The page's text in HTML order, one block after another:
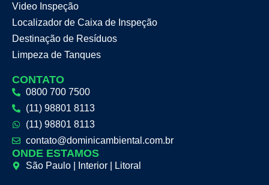
Video Inspeção
Localizador de Caixa de Inspeção
Destinação de Resíduos
Limpeza de Tanques
CONTATO
0800 700 7500
(11) 98801 8113
(11) 98801 8113
contato@dominicambiental.com.br
ONDE ESTAMOS
São Paulo | Interior | Litoral